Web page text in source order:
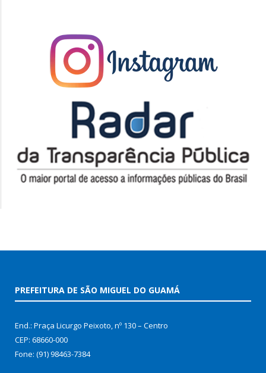
PREFEITURA DE SÃO MIGUEL DO GUAMÁ
End.: Praça Licurgo Peixoto, nº 130 – Centro
CEP: 68660-000
Fone: (91) 98463-7384